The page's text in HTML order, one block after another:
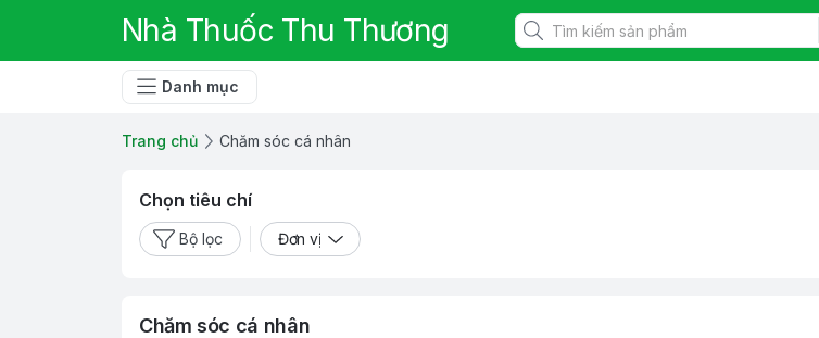
Nhà Thuốc Thu Thương
Danh mục
Trang chủ Chăm sóc cá nhân
Chọn tiêu chí
Bộ lọc Đơn vị
Chăm sóc cá nhân